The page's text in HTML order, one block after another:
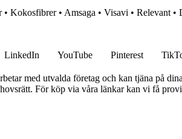
• Kokosfibrer• Amsaga • Visavi • Relevant •
LinkedIn YouTube Pinterest
med utvalda företag och kan tjäna på
För köp via våra länkar kan vi få